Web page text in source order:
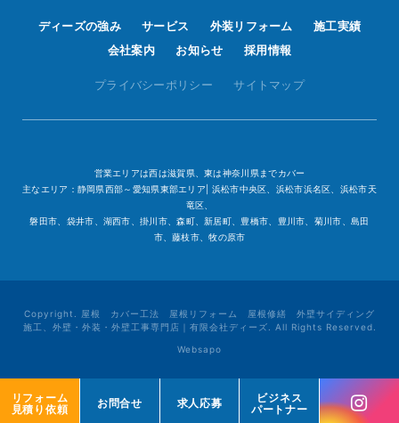
リフォーム
見積り依頼
お問合せ 求人応募
ビジネス
パートナー
リフォーム
見積り依頼
お問合せ 求人応募
ビジネス
パートナー
ディーズの強み サービス 外装リフォーム
施工実績
会社案内
お知らせ 採用情報
プライバシーポリシー サイトマップ
営業エリアは西は滋賀県、東は神奈川県までカバー
主なエリア：静岡県西部～愛知県東部エリア| 浜松市中央区、浜松市浜名区、浜松市天
竜区、
磐田市、袋井市、湖西市、掛川市、森町、新居町、豊橋市、豊川市、菊川市、島田
市、藤枝市、牧の原市
Copyright. 屋根 カバー工法 屋根リフォーム 屋根修繕 外壁サイディング
施工、外壁・外装・外壁工事専門店｜有限会社ディーズ. All Rights Reserved.
Websapo